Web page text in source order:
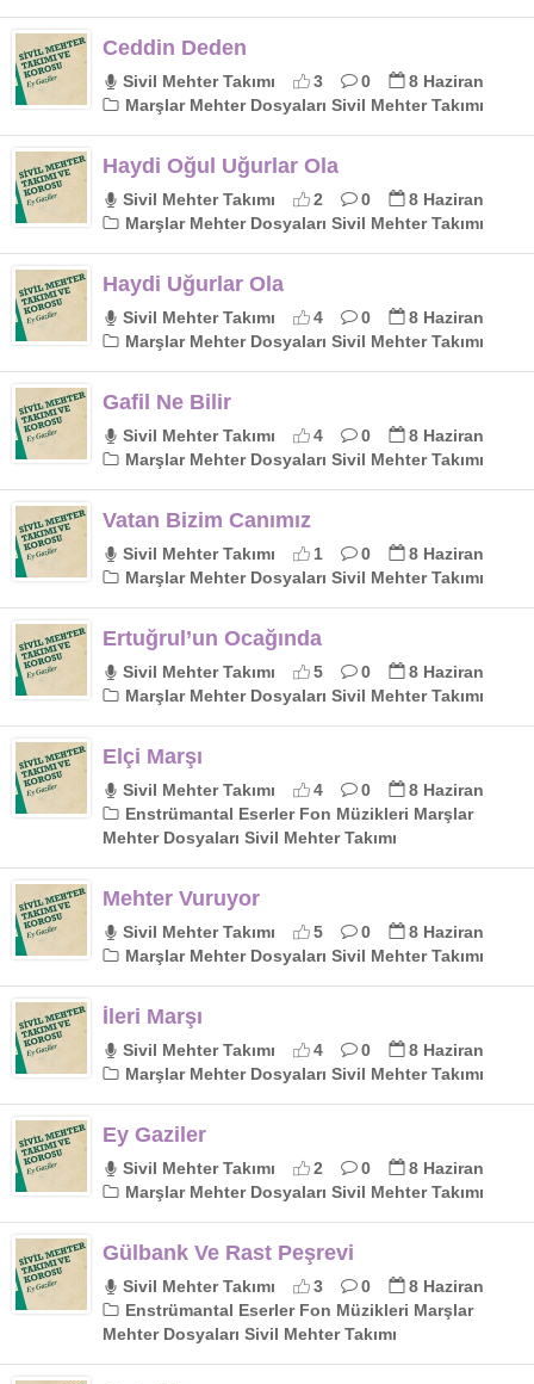
Ceddin Deden
Sivil Mehter Takımı 3 0
8 Haziran
Marşlar Mehter Dosyaları Sivil Mehter Takımı
Haydi Oğul Uğurlar Ola
Sivil Mehter Takımı 2 0
8 Haziran
Marşlar Mehter Dosyaları Sivil Mehter Takımı
Haydi Uğurlar Ola
Sivil Mehter Takımı 4 0
8 Haziran
Marşlar Mehter Dosyaları Sivil Mehter Takımı
Gafil Ne Bilir
Sivil Mehter Takımı 4 0
8 Haziran
Marşlar Mehter Dosyaları Sivil Mehter Takımı
Vatan Bizim Canımız
Sivil Mehter Takımı 1 0
8 Haziran
Marşlar Mehter Dosyaları Sivil Mehter Takımı
Ertuğrul’un Ocağında
Sivil Mehter Takımı 5 0
8 Haziran
Marşlar Mehter Dosyaları Sivil Mehter Takımı
Elçi Marşı
Sivil Mehter Takımı 4 0
8 Haziran
Enstrümantal Eserler Fon Müzikleri Marşlar
Mehter Dosyaları Sivil Mehter Takımı
Mehter Vuruyor
Sivil Mehter Takımı 5 0
8 Haziran
Marşlar Mehter Dosyaları Sivil Mehter Takımı
İleri Marşı
Sivil Mehter Takımı 4 0
8 Haziran
Marşlar Mehter Dosyaları Sivil Mehter Takımı
Ey Gaziler
Sivil Mehter Takımı 2 0
8 Haziran
Marşlar Mehter Dosyaları Sivil Mehter Takımı
Gülbank Ve Rast Peşrevi
Sivil Mehter Takımı 3 0
8 Haziran
Enstrümantal Eserler Fon Müzikleri Marşlar
Mehter Dosyaları Sivil Mehter Takımı